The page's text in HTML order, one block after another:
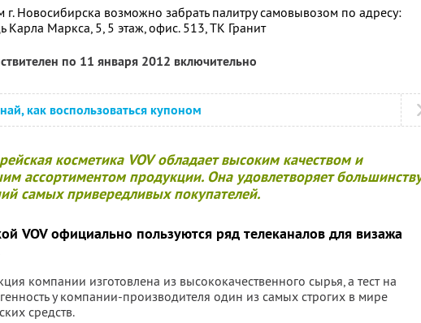
г. Новосибирска возможно забрать палитру самовывозом по адресу:
Карла Маркса, 5, 5 этаж, офис. 513, ТК Гранит
по 11 января 2012 включительно
как воспользоваться купоном
косметика VOVобладает высоким качеством и
ассортиментом продукции. Она удовлетворяет большинству
самых привередливых покупателей.
VOV официально пользуются ряд телеканалов для визажа
компании изготовлена из высококачественного сырья, а тест на
у компании-производителя один из самых строгих в мире
средств.